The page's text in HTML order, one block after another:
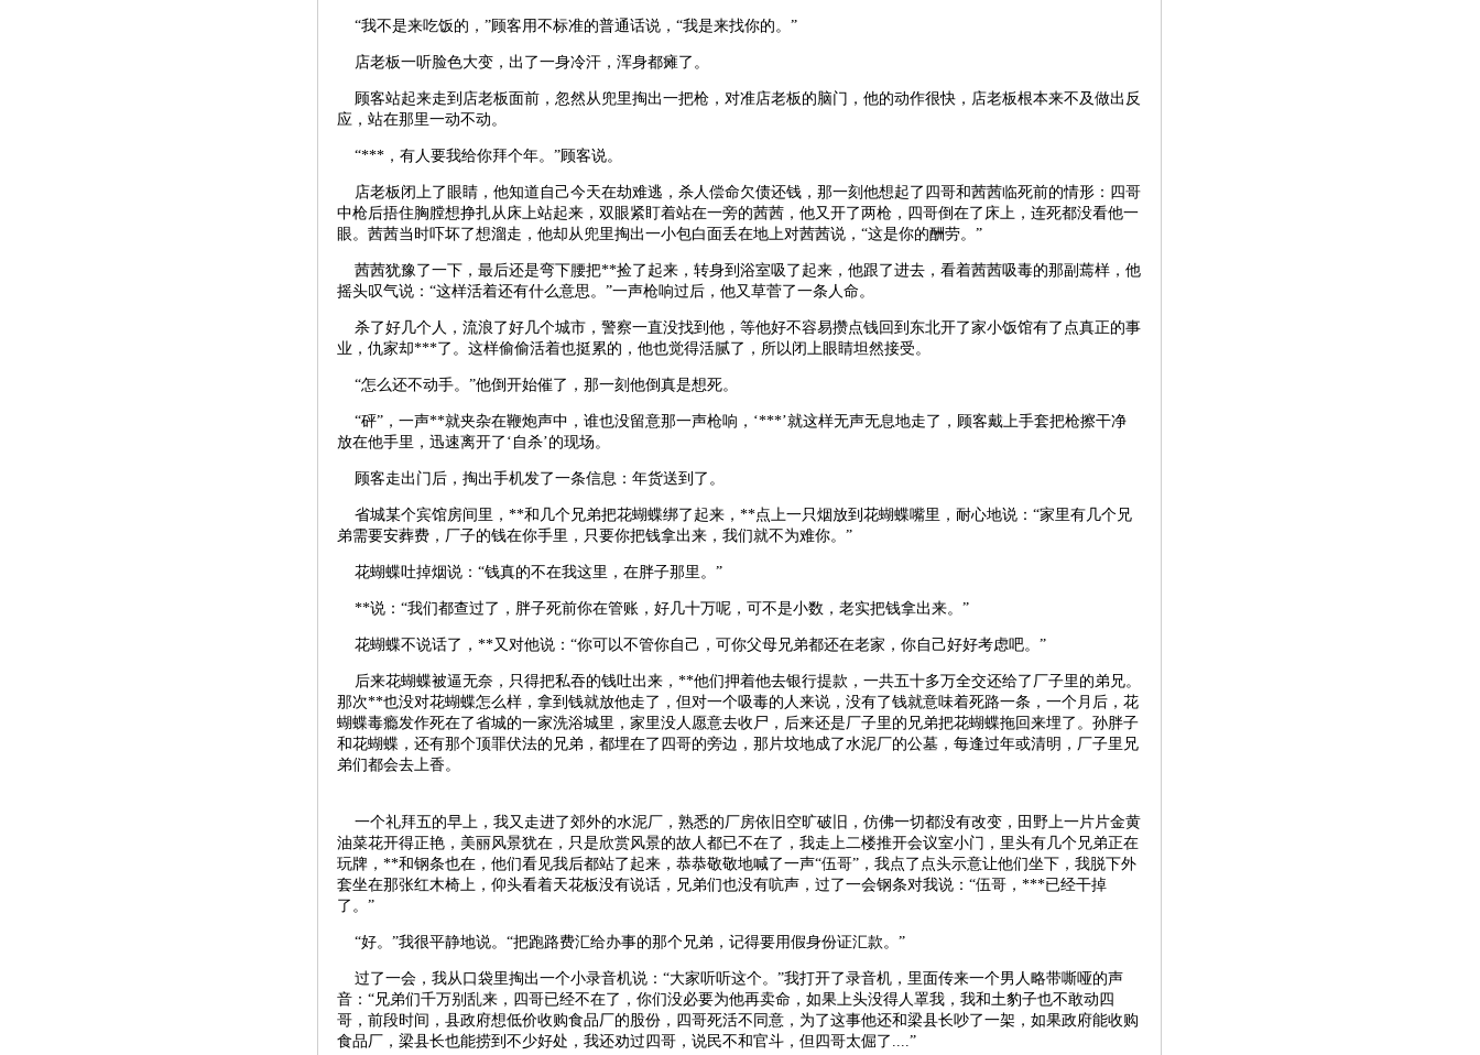
“我不是来吃饭的，”顾客用不标准的普通话说，“我是来找你的。”
店老板一听脸色大变，出了一身冷汗，浑身都瘫了。
顾客站起来走到店老板面前，忽然从兜里掏出一把枪，对准店老板的脑门，他的动作很快，店老板根本来不及做出反
应，站在那里一动不动。
“***，有人要我给你拜个年。”顾客说。
店老板闭上了眼睛，他知道自己今天在劫难逃，杀人偿命欠债还钱，那一刻他想起了四哥和茜茜临死前的情形：四哥
中枪后捂住胸膛想挣扎从床上站起来，双眼紧盯着站在一旁的茜茜，他又开了两枪，四哥倒在了床上，连死都没看他一
眼。茜茜当时吓坏了想溜走，他却从兜里掏出一小包白面丢在地上对茜茜说，“这是你的酬劳。”
茜茜犹豫了一下，最后还是弯下腰把**捡了起来，转身到浴室吸了起来，他跟了进去，看着茜茜吸毒的那副蔫样，他
摇头叹气说：“这样活着还有什么意思。”一声枪响过后，他又草菅了一条人命。
杀了好几个人，流浪了好几个城市，警察一直没找到他，等他好不容易攒点钱回到东北开了家小饭馆有了点真正的事
业，仇家却***了。这样偷偷活着也挺累的，他也觉得活腻了，所以闭上眼睛坦然接受。
“怎么还不动手。”他倒开始催了，那一刻他倒真是想死。
“砰”，一声**就夹杂在鞭炮声中，谁也没留意那一声枪响，‘***’就这样无声无息地走了，顾客戴上手套把枪擦干净
放在他手里，迅速离开了‘自杀’的现场。
顾客走出门后，掏出手机发了一条信息：年货送到了。
省城某个宾馆房间里，**和几个兄弟把花蝴蝶绑了起来，**点上一只烟放到花蝴蝶嘴里，耐心地说：“家里有几个兄
弟需要安葬费，厂子的钱在你手里，只要你把钱拿出来，我们就不为难你。”
花蝴蝶吐掉烟说：“钱真的不在我这里，在胖子那里。”
**说：“我们都查过了，胖子死前你在管账，好几十万呢，可不是小数，老实把钱拿出来。”
花蝴蝶不说话了，**又对他说：“你可以不管你自己，可你父母兄弟都还在老家，你自己好好考虑吧。”
后来花蝴蝶被逼无奈，只得把私吞的钱吐出来，**他们押着他去银行提款，一共五十多万全交还给了厂子里的弟兄。
那次**也没对花蝴蝶怎么样，拿到钱就放他走了，但对一个吸毒的人来说，没有了钱就意味着死路一条，一个月后，花
蝴蝶毒瘾发作死在了省城的一家洗浴城里，家里没人愿意去收尸，后来还是厂子里的兄弟把花蝴蝶拖回来埋了。孙胖子
和花蝴蝶，还有那个顶罪伏法的兄弟，都埋在了四哥的旁边，那片坟地成了水泥厂的公墓，每逢过年或清明，厂子里兄
弟们都会去上香。
一个礼拜五的早上，我又走进了郊外的水泥厂，熟悉的厂房依旧空旷破旧，仿佛一切都没有改变，田野上一片片金黄
油菜花开得正艳，美丽风景犹在，只是欣赏风景的故人都已不在了，我走上二楼推开会议室小门，里头有几个兄弟正在
玩牌，**和钢条也在，他们看见我后都站了起来，恭恭敬敬地喊了一声“伍哥”，我点了点头示意让他们坐下，我脱下外
套坐在那张红木椅上，仰头看着天花板没有说话，兄弟们也没有吭声，过了一会钢条对我说：“伍哥，***已经干掉
了。”
“好。”我很平静地说。“把跑路费汇给办事的那个兄弟，记得要用假身份证汇款。”
过了一会，我从口袋里掏出一个小录音机说：“大家听听这个。”我打开了录音机，里面传来一个男人略带嘶哑的声
音：“兄弟们千万别乱来，四哥已经不在了，你们没必要为他再卖命，如果上头没得人罩我，我和土豹子也不敢动四
哥，前段时间，县政府想低价收购食品厂的股份，四哥死活不同意，为了这事他还和梁县长吵了一架，如果政府能收购
食品厂，梁县长也能捞到不少好处，我还劝过四哥，说民不和官斗，但四哥太倔了....”